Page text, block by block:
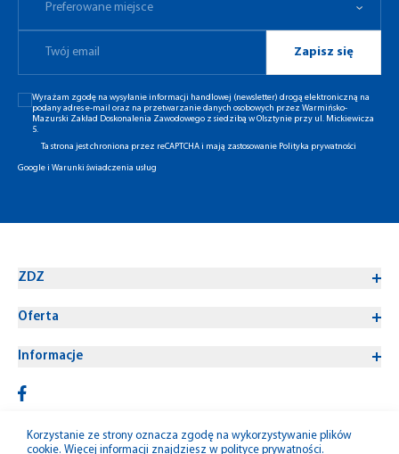
Korzystanie ze strony oznacza zgodę na wykorzystywanie plików
cookie. Więcej informacji znajdziesz w polityce prywatności.
Preferowane miejsce
Zapisz się
Wyrażam zgodę na wysyłanie informacji handlowej (newsletter) drogą elektroniczną na
podany adres e-mail oraz na przetwarzanie danych osobowych przez Warmińsko-
Mazurski Zakład Doskonalenia Zawodowego z siedzibą w Olsztynie przy ul. Mickiewicza
5.
Ta strona jest chroniona przez reCAPTCHA i mają zastosowanie Polityka prywatności
Googlei Warunki świadczenia usług
ZDZ
Oferta
Informacje